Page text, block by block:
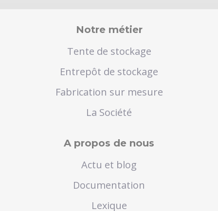
Notre métier
Tente de stockage
Entrepôt de stockage
Fabrication sur mesure
La Société
A propos de nous
Actu et blog
Documentation
Lexique